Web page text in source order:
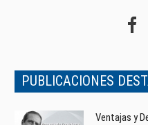
PUBLICACIONES
Ventajas y